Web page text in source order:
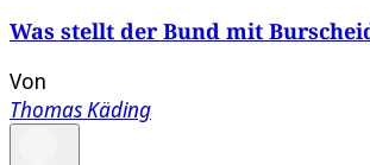
Was stellt der Bund mit
Von
Thomas Käding